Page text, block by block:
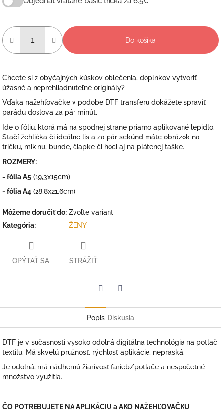
Do košíka
Chcete si z obyčajných kúskov oblečenia, doplnkov vytvoriť
úžasné a neprehliadnuteľné originály?
Vďaka nažehľovačke v podobe DTF transferu dokážete spraviť
parádu doslova za pár minút.
Ide o fóliu, ktorá má na spodnej strane priamo aplikované lepidlo.
Stačí žehlička či ideálne lis a za pár sekúnd máte obrázok na
tričku, mikinu, bunde, čiapke či hoci aj na plátenej taške.
ROZMERY:
- fólia A5 (19,3x15cm)
- fólia A4 (28,8x21,6cm)
Môžeme doručiť do: Zvoľte variant
Kategória: ŽENY
OPÝTAŤ SA STRÁŽIŤ
Popis Diskusia
DTF je v súčasnosti vysoko odolná digitálna technológia na potlač
textilu. Má skvelú pružnosť, rýchlosť aplikácie, nepraská.
Je odolná, má nádhernú žiarivosť farieb/potlače a nespočetné
množstvo využitia.
ČO POTREBUJETE NA APLIKÁCIU a AKO NAŽEHĽOVAČKU